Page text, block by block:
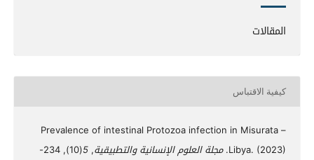
المقالات
كيفية الاقتباس
Prevalence of intestinal Protozoa infection in Misurata –
Libya. (2023). مجلة العلوم الإنسانية والتطبيقية,
5
(10), 234-